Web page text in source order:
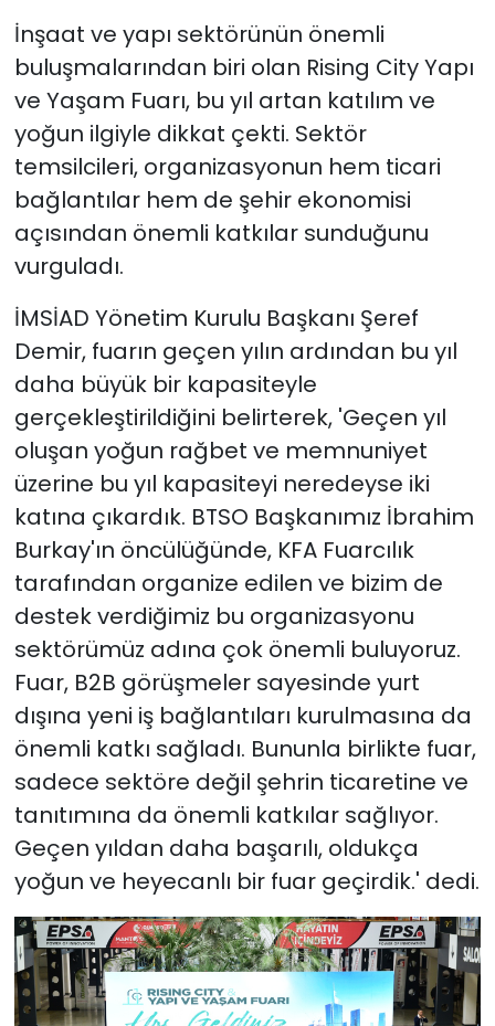
İnşaat ve yapı sektörünün önemli
buluşmalarından biri olan Rising City Yapı
ve Yaşam Fuarı, bu yıl artan katılım ve
yoğun ilgiyle dikkat çekti. Sektör
temsilcileri, organizasyonun hem ticari
bağlantılar hem de şehir ekonomisi
açısından önemli katkılar sunduğunu
vurguladı.
İMSİAD Yönetim Kurulu Başkanı Şeref
Demir, fuarın geçen yılın ardından bu yıl
daha büyük bir kapasiteyle
gerçekleştirildiğini belirterek, 'Geçen yıl
oluşan yoğun rağbet ve memnuniyet
üzerine bu yıl kapasiteyi neredeyse iki
katına çıkardık. BTSO Başkanımız İbrahim
Burkay'ın öncülüğünde, KFA Fuarcılık
tarafından organize edilen ve bizim de
destek verdiğimiz bu organizasyonu
sektörümüz adına çok önemli buluyoruz.
Fuar, B2B görüşmeler sayesinde yurt
dışına yeni iş bağlantıları kurulmasına da
önemli katkı sağladı. Bununla birlikte fuar,
sadece sektöre değil şehrin ticaretine ve
tanıtımına da önemli katkılar sağlıyor.
Geçen yıldan daha başarılı, oldukça
yoğun ve heyecanlı bir fuar geçirdik.' dedi.